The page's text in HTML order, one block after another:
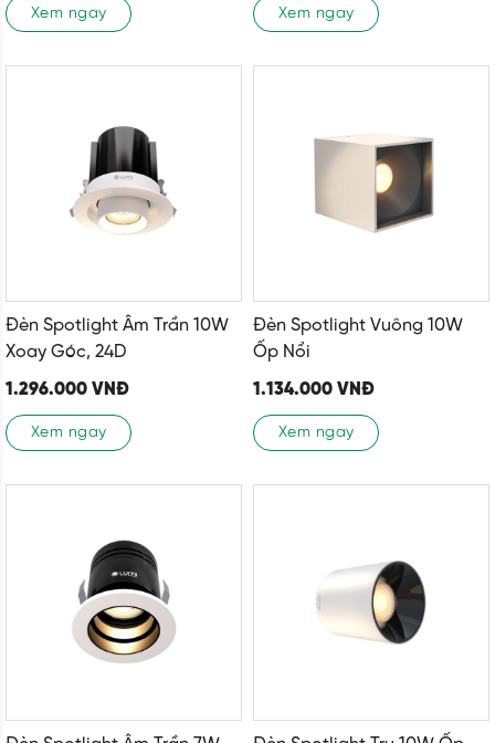
Xem ngay Xem ngay
Đèn Spotlight Âm Trần 10W
Xoay Góc, 24D
1.296.000 VNĐ
Xem ngay
Đèn Spotlight Vuông 10W
Ốp Nổi
1.134.000 VNĐ
Xem ngay